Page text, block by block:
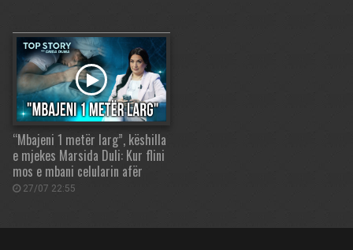
“Mbajeni 1 metër larg”, këshilla
e mjekes Marsida Duli: Kur flini
mos e mbani celularin afër
27/07 22:55